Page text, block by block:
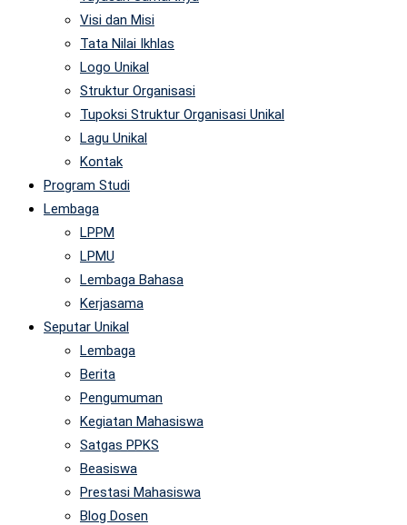
Visi dan Misi
Tata Nilai Ikhlas
Logo Unikal
Struktur Organisasi
Tupoksi Struktur Organisasi Unikal
Lagu Unikal
Kontak
Program Studi
Lembaga
LPPM
LPMU
Lembaga Bahasa
Kerjasama
Seputar Unikal
Lembaga
Berita
Pengumuman
Kegiatan Mahasiswa
Satgas PPKS
Beasiswa
Prestasi Mahasiswa
Blog Dosen